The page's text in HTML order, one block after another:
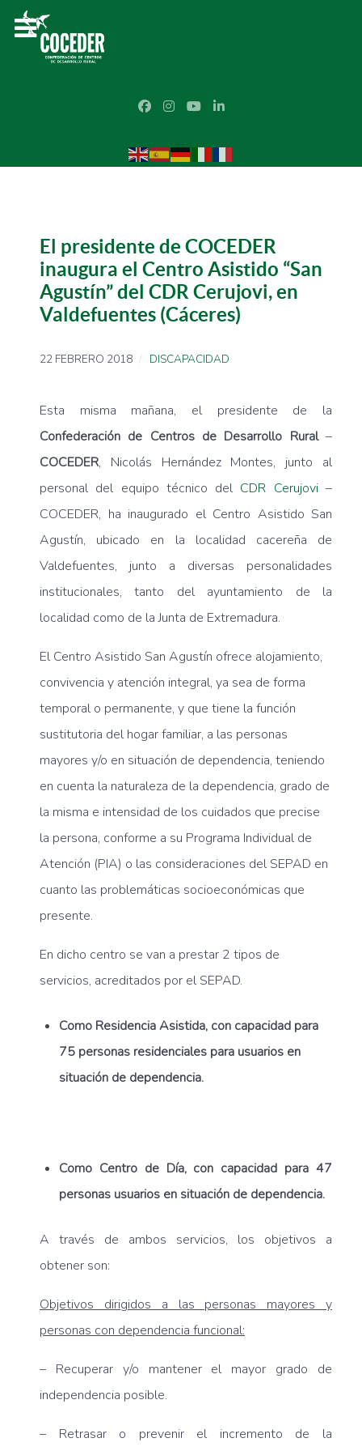
El presidente de COCEDER
inaugura el Centro Asistido “San
Agustín” del CDR Cerujovi, en
Valdefuentes (Cáceres)
22 FEBRERO 2018 DISCAPACIDAD
Esta misma mañana, el presidente de la
Confederación de Centros de Desarrollo Rural–
COCEDER, Nicolás Hernández Montes, junto al
personal del equipo técnico del CDR Cerujovi–
COCEDER, ha inaugurado el Centro Asistido San
Agustín, ubicado en la localidad cacereña de
Valdefuentes, junto a diversas personalidades
institucionales, tanto del ayuntamiento de la
localidad como de la Junta de Extremadura.
El Centro Asistido San Agustín ofrece alojamiento,
convivencia y atención integral, ya sea de forma
temporal o permanente, y que tiene la función
sustitutoria del hogar familiar, a las personas
mayores y/o en situación de dependencia, teniendo
en cuenta la naturaleza de la dependencia, grado de
la misma e intensidad de los cuidados que precise
la persona, conforme a su Programa Individual de
Atención (PIA) o las consideraciones del SEPAD en
cuanto las problemáticas socioeconómicas que
presente.
En dicho centro se van a prestar 2 tipos de
servicios, acreditados por el SEPAD.
Como Residencia Asistida, con capacidad para
75 personas residenciales para usuarios en
situación de dependencia.
Como Centro de Día, con capacidad para 47
personas usuarios en situación de dependencia.
A través de ambos servicios, los objetivos a
obtener son:
Objetivos dirigidos a las personas mayores y
personas con dependencia funcional:
– Recuperar y/o mantener el mayor grado de
independencia posible.
– Retrasar o prevenir el incremento de la